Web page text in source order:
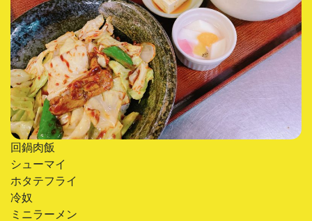
回鍋肉飯
シューマイ
ホタテフライ
冷奴
ミニラーメン